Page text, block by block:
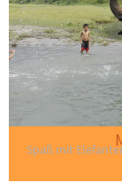
Spaß mit